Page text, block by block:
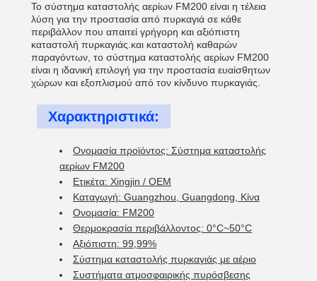
Το σύστημα καταστολής αερίων FM200 είναι η τέλεια
λύση για την προστασία από πυρκαγιά σε κάθε
περιβάλλον που απαιτεί γρήγορη και αξιόπιστη
καταστολή πυρκαγιάς.και καταστολή καθαρών
παραγόντων, το σύστημα καταστολής αερίων FM200
είναι η ιδανική επιλογή για την προστασία ευαίσθητων
χώρων και εξοπλισμού από τον κίνδυνο πυρκαγιάς.
Χαρακτηριστικά:
Ονομασία προϊόντος: Σύστημα καταστολής
αερίων FM200
Ετικέτα: Xingjin / OEM
Καταγωγή: Guangzhou, Guangdong, Κίνα
Ονομασία: FM200
Θερμοκρασία περιβάλλοντος: 0°C~50°C
Αξιόπιστη: 99,99%
Σύστημα καταστολής πυρκαγιάς με αέριο
Συστήματα ατμοσφαιρικής πυρόσβεσης